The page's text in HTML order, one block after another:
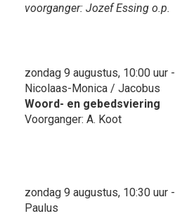
voorganger: Jozef Essing o.p.
zondag 9 augustus, 10:00 uur -
Nicolaas-Monica / Jacobus
Woord- en gebedsviering
Voorganger: A. Koot
zondag 9 augustus, 10:30 uur -
Paulus